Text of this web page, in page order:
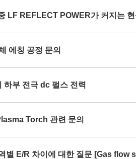
LF REFLECT POWER가 커지는
에칭 공정 문의
하부 전극 dc 펄스 전력
Torch 관련 문의
별 E/R 차이에 대한 질문 [Gas flow